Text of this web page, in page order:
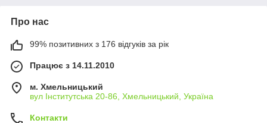
Про нас
99% позитивних з 176 відгуків за рік
Працює з 14.11.2010
м. Хмельницький
вул Інститутська 20-86, Хмельницький, Україна
Контакти